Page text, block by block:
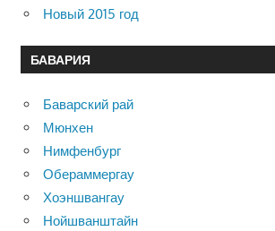
Новый 2015 год
БАВАРИЯ
Баварский рай
Мюнхен
Нимфенбург
Обераммергау
Хоэншвангау
Нойшванштайн